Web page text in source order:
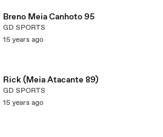
Breno Meia Canhoto 95
GD SPORTS
15 years ago
Rick (Meia Atacante 89)
GD SPORTS
15 years ago